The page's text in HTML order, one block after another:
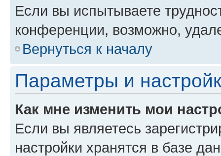
Если вы испытываете
конференции, возможно,
Вернуться к началу
Параметры и
Как мне изменить мои
Если вы являетесь
настройки хранятся в базе